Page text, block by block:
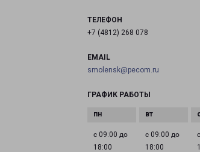
ТЕЛЕФОН
+7 (4812) 268 078
EMAIL
smolensk@pecom.ru
ГРАФИК РАБОТЫ
с 09:00 до
18:00
с 09:00 до
18:00